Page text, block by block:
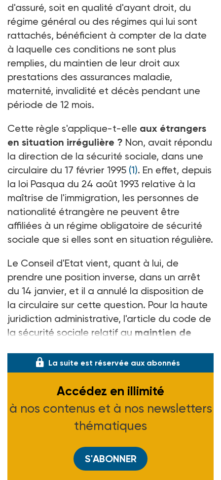
d'assuré, soit en qualité d'ayant droit, du
régime général ou des régimes qui lui sont
rattachés, bénéficient à compter de la date
à laquelle ces conditions ne sont plus
remplies, du maintien de leur droit aux
prestations des assurances maladie,
maternité, invalidité et décès pendant une
période de 12 mois.
Cette règle s'applique-t-elle aux étrangers
en situation irrégulière ? Non, avait répondu
la direction de la sécurité sociale, dans une
circulaire du 17 février 1995 (1). En effet, depuis
la loi Pasqua du 24 août 1993 relative à la
maîtrise de l'immigration, les personnes de
nationalité étrangère ne peuvent être
affiliées à un régime obligatoire de sécurité
sociale que si elles sont en situation régulière.
Le Conseil d'Etat vient, quant à lui, de
prendre une position inverse, dans un arrêt
du 14 janvier, et il a annulé la disposition de
la circulaire sur cette question. Pour la haute
juridiction administrative, l'article du code de
la sécurité sociale relatif au maintien de
La suite est réservée aux abonnés
Accédez en illimité
à nos contenus et à nos newsletters
thématiques
S'ABONNER